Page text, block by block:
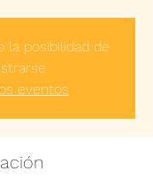
la posibilidad de
eventos